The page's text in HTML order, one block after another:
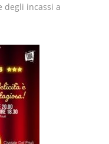
degli incassi a